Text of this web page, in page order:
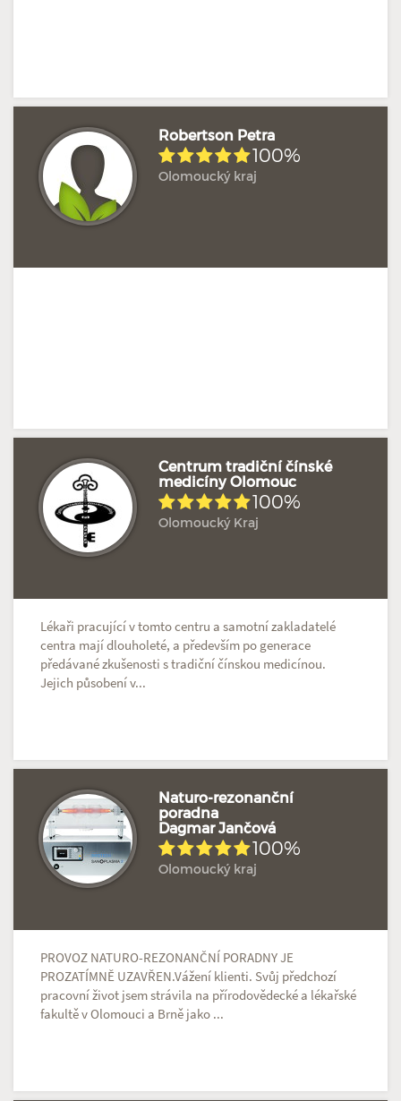
Robertson Petra
100%
Olomoucký kraj
Centrum tradiční čínské
medicíny Olomouc
100%
Olomoucký Kraj
Lékaři pracující v tomto centru a samotní zakladatelé
centra mají dlouholeté, a především po generace
předávané zkušenosti s tradiční čínskou medicínou.
Jejich působení v...
Naturo-rezonanční
poradna
Dagmar Jančová
100%
Olomoucký kraj
PROVOZ NATURO-REZONANČNÍ PORADNY JE
PROZATÍMNĚ UZAVŘEN.Vážení klienti. Svůj předchozí
pracovní život jsem strávila na přírodovědecké a lékařské
fakultě v Olomouci a Brně jako ...
Hodnoceno: 2×
Hodnoceno: 1× Profil terapeuta
Hodnoceno: 1× Profil terapeuta